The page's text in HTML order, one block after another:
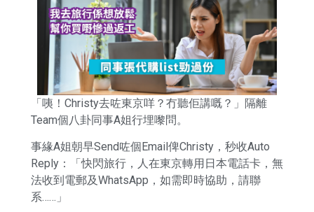
「咦！Christy去咗東京咩？冇聽佢講嘅？」隔離
Team個八卦同事A姐行埋嚟問。
事緣A姐朝早Send咗個Email俾Christy，秒收Auto
Reply：「快閃旅行，人在東京轉用日本電話卡，無
法收到電郵及WhatsApp，如需即時協助，請聯
系……」